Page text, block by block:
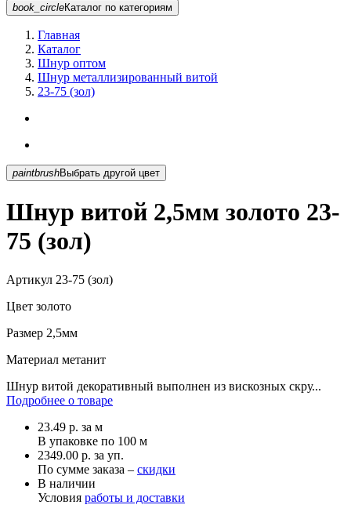
book_circleКаталог по категориям
Главная
Каталог
Шнур оптом
Шнур металлизированный витой
23-75 (зол)
paintbrush Выбрать другой цвет
Шнур витой 2,5мм золото 23-
75 (зол)
Артикул 23-75 (зол)
Цвет золото
Размер 2,5мм
Материал метанит
Шнур витой декоративный выполнен из вискозных скру...
Подробнее о товаре
23.49 р. за м
В упаковке по 100 м
2349.00 р. за уп.
По сумме заказа – скидки
В наличии
Условия работы и доставки